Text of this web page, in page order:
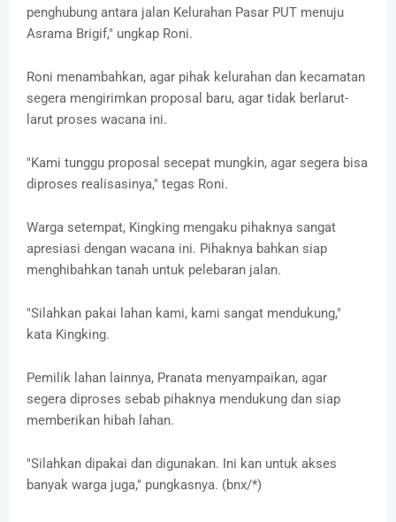
penghubung antara jalan Kelurahan Pasar PUT menuju
Asrama Brigif," ungkap Roni.
Roni menambahkan, agar pihak kelurahan dan kecamatan
segera mengirimkan proposal baru, agar tidak berlarut-
larut proses wacana ini.
"Kami tunggu proposal secepat mungkin, agar segera bisa
diproses realisasinya," tegas Roni.
Warga setempat, Kingking mengaku pihaknya sangat
apresiasi dengan wacana ini. Pihaknya bahkan siap
menghibahkan tanah untuk pelebaran jalan.
"Silahkan pakai lahan kami, kami sangat mendukung,"
kata Kingking.
Pemilik lahan lainnya, Pranata menyampaikan, agar
segera diproses sebab pihaknya mendukung dan siap
memberikan hibah lahan.
"Silahkan dipakai dan digunakan. Ini kan untuk akses
banyak warga juga," pungkasnya. (bnx/*)